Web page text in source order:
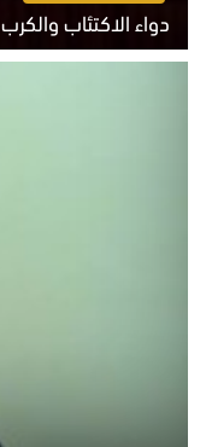
دواء الاكتئاب والكرب
السبت 8 أغسطس 2026 10:54 ص